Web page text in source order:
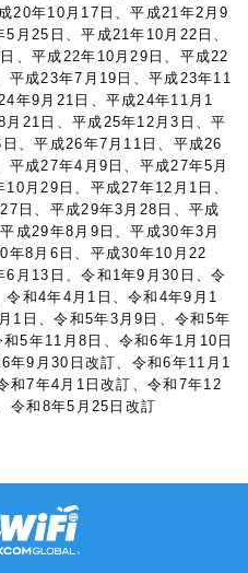
20年10月17日、平成21年2月9
月25日、平成21年10月22日、
、平成22年10月29日、平成22
平成23年7月19日、平成23年11
年9月21日、平成24年11月1
月21日、平成25年12月3日、平
、平成26年7月11日、平成26
成27年4月9日、平成27年5月
月29日、平成27年12月1日、
日、平成29年3月28日、平成
成29年8月9日、平成30年3月
年8月6日、平成30年10月22
6月13日、令和1年9月30日、令
和4年4月1日、令和4年9月1
1日、令和5年3月9日、令和5年
5年11月8日、令和6年1月10日
年9月30日改訂、令和6年11月1
和7年4月1日改訂、令和7年12
令和8年5月25日改訂